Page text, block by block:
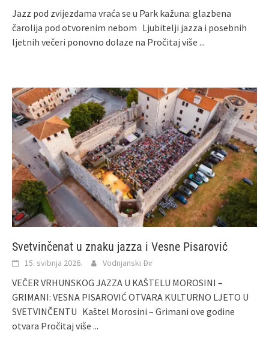
Jazz pod zvijezdama vraća se u Park kažuna: glazbena
čarolija pod otvorenim nebom Ljubitelji jazza i posebnih
ljetnih večeri ponovno dolaze na Pročitaj više ...
Svetvinčenat u znaku jazza i Vesne Pisarović
15. svibnja 2026. Vodnjanski Đir
VEČER VRHUNSKOG JAZZA U KAŠTELU MOROSINI –
GRIMANI: VESNA PISAROVIĆ OTVARA KULTURNO LJETO U
SVETVINČENTU Kaštel Morosini – Grimani ove godine
otvara Pročitaj više ...